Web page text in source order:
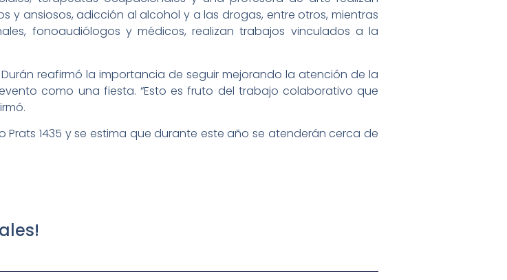
y ansiosos, adicción al alcohol y a las drogas, entre otros, mientras
fonoaudiólogos y médicos, realizan trabajos vinculados a la
reafirmó la importancia de seguir mejorando la atención de la
como una fiesta. “Esto es fruto del trabajo colaborativo que
1435 y se estima que durante este año se atenderán cerca de